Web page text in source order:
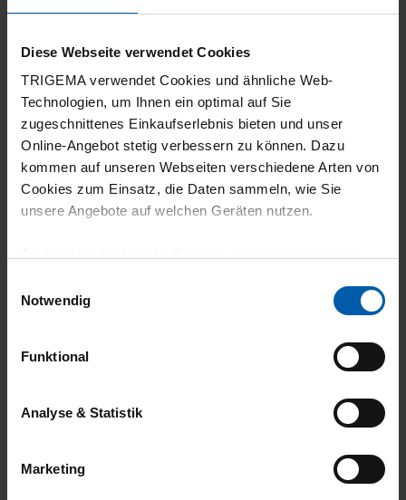
Diese Webseite verwendet Cookies
TRIGEMA verwendet Cookies und ähnliche Web-
Technologien, um Ihnen ein optimal auf Sie
zugeschnittenes Einkaufserlebnis bieten und unser
Online-Angebot stetig verbessern zu können. Dazu
kommen auf unseren Webseiten verschiedene Arten von
Cookies zum Einsatz, die Daten sammeln, wie Sie
unsere Angebote auf welchen Geräten nutzen.
grundlegende Funktionen wie etwa zur Auswahl und
gewährleisten.
Für die Darstellung personalisierter Angebote, Anzeigen
und Inhalte aufgrund Ihres Nutzerverhaltens und Ihres
Zwecke zur Analyse und Optimierung unserer
Notwendig
Funktional
Analyse & Statistik
Marketing
Sehr schöner Anzug sehr guter Qualität
07.03.2026
5
Der Stoff fühlt sich einfach unglaublich gut
an!
29.01.2026
17.12.2025